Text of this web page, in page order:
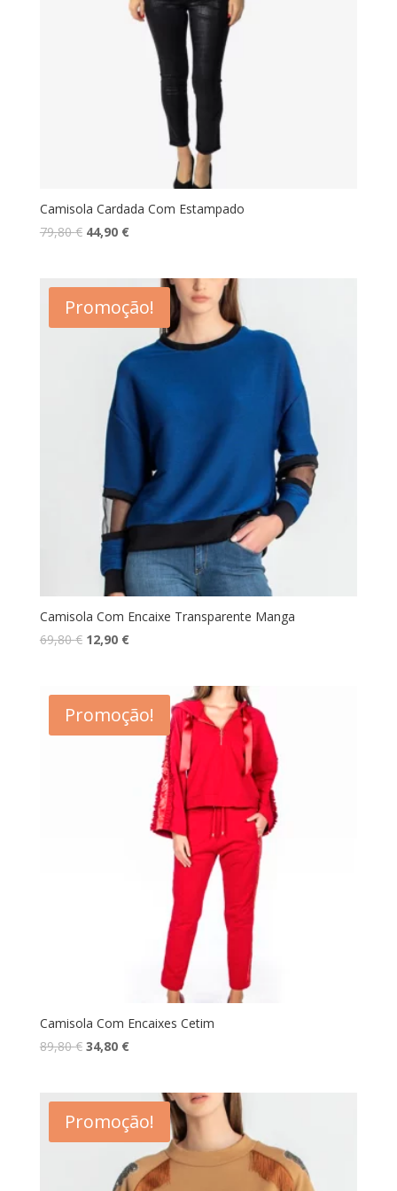
Camisola Cardada Com Estampado
79,80€ O
era:
79,80 €.
44,90 €O
é:
44,90 €.
Promoção!
Camisola Com Encaixe Transparente Manga
69,80€ O
era:
69,80 €.
12,90 €O
é:
12,90 €.
Promoção!
Camisola Com Encaixes Cetim
89,80€ O
era:
89,80 €.
34,80 €O
é:
34,80 €.
Promoção!